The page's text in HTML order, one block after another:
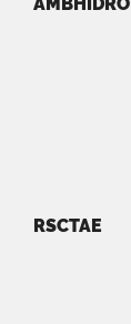
RSCTAE